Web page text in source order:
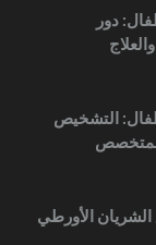
دور
التشخيص
المتخصص
الأورطي